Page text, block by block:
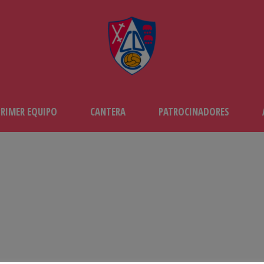
EQUIPO CANTERA PATROCINADORES